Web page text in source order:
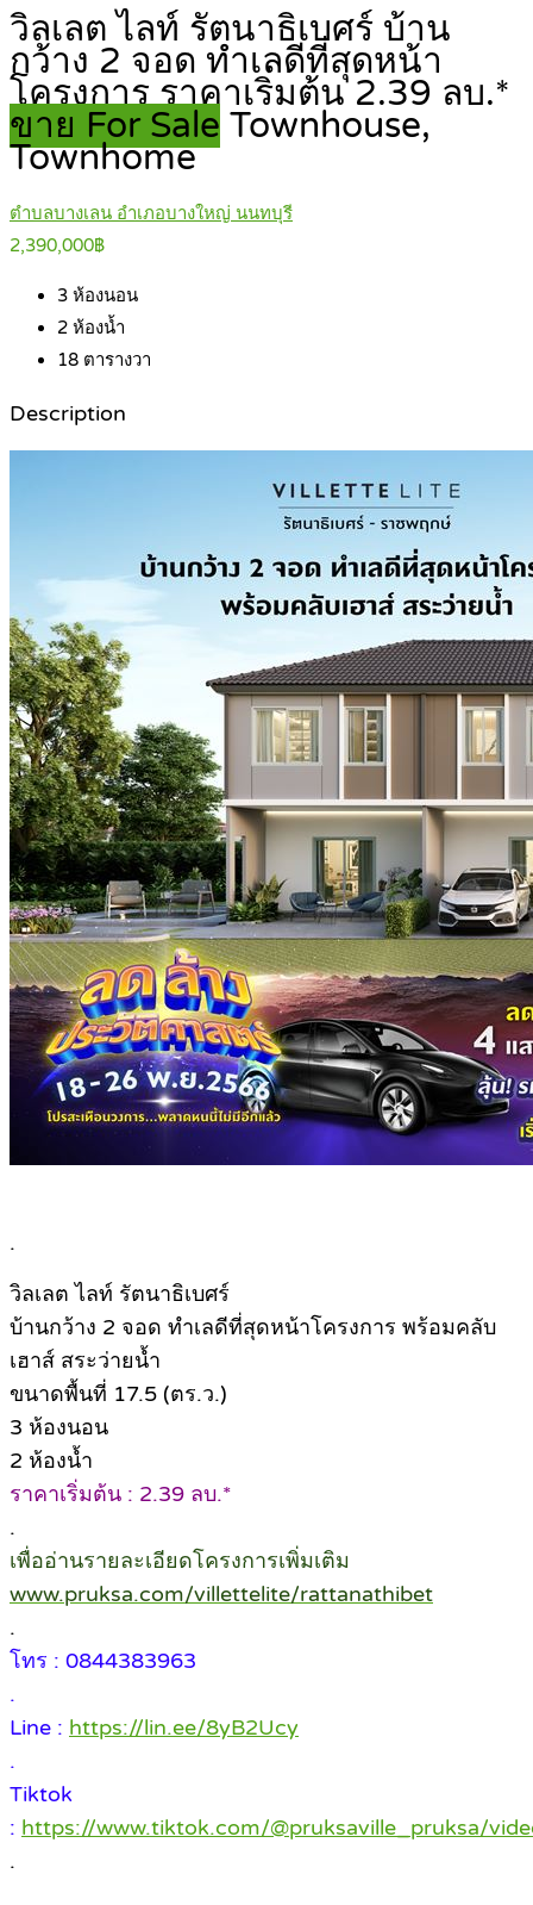
วิลเลต ไลท์ รัตนาธิเบศร์ บ้าน
กว้าง 2 จอด ทำเลดีที่สุดหน้า
โครงการ ราคาเริ่มต้น 2.39 ลบ.*
ขาย For Sale Townhouse,
Townhome
ตำบลบางเลน อำเภอบางใหญ่ นนทบุรี
2,390,000฿
3 ห้องนอน
2 ห้องน้ำ
18 ตารางวา
Description
.
วิลเลต ไลท์ รัตนาธิเบศร์
บ้านกว้าง 2 จอด ทำเลดีที่สุดหน้าโครงการ พร้อมคลับ
เฮาส์ สระว่ายน้ำ
ขนาดพื้นที่ 17.5 (ตร.ว.)
3 ห้องนอน
2 ห้องน้ำ
ราคาเริ่มต้น : 2.39 ลบ.*
.
เพื่ออ่านรายละเอียดโครงการเพิ่มเติม
www.pruksa.com/villettelite/rattanathibet
.
โทร : 0844383963
.
Line : https://lin.ee/8yB2Ucy
.
Tiktok
: https://www.tiktok.com/@pruksaville_pruksa/
.